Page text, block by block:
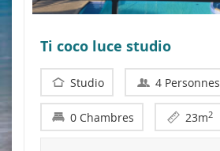
Ti coco luce studio
Studio 4 Personnes
0 Chambres 23m2